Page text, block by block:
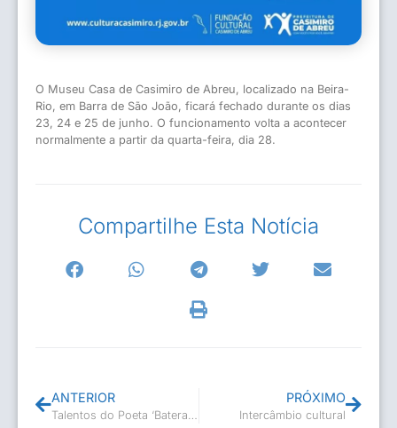
O Museu Casa de Casimiro de Abreu, localizado na Beira-
Rio, em Barra de São João, ficará fechado durante os dias
23, 24 e 25 de junho. O funcionamento volta a acontecer
normalmente a partir da quarta-feira, dia 28.
Compartilhe Esta Notícia
ANTERIOR
Talentos do Poeta ‘Bateraí’ foi um sucesso!
PRÓXIMO
Intercâmbio cultural